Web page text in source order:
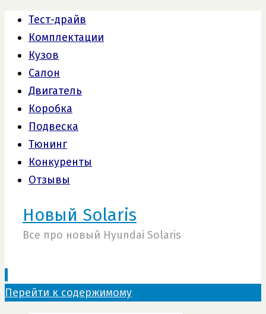
Тест-драйв
Комплектации
Кузов
Салон
Двигатель
Коробка
Подвеска
Тюнинг
Конкуренты
Отзывы
Новый Solaris
Все про новый Hyundai Solaris
Перейти к содержимому